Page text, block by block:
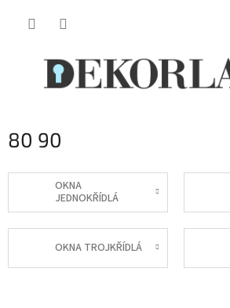
80 90
OKNA
JEDNOKŘÍDLÁ
OKNA TROJKŘÍDLÁ